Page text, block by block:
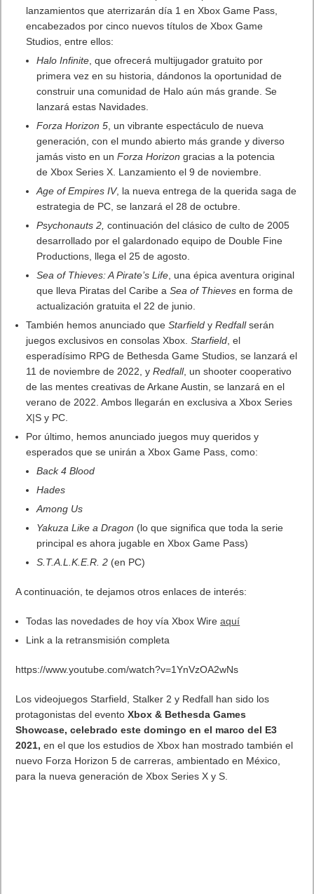
lanzamientos que aterrizarán día 1 enXbox Game Pass,
encabezados por cinco nuevos títulos deXbox Game
Studios, entre ellos:
Halo Infinite, que ofrecerá multijugador gratuito por
primera vez en su historia, dándonos la oportunidad de
construir una comunidad de Halo aún más grande. Se
lanzará estas Navidades.
Forza Horizon 5, un vibrante espectáculo de nueva
generación, con el mundo abierto más grande y diverso
jamás visto en unForza Horizon gracias a la potencia
deXbox Series X. Lanzamiento el 9 de noviembre.
Age of Empires IV, la nueva entrega de la querida saga de
estrategia de PC, se lanzará el 28 de octubre.
Psychonauts 2,continuación del clásico de culto de 2005
desarrollado por el galardonado equipo de Double Fine
Productions, llega el 25 de agosto.
Sea of Thieves: A Pirate’s Life, una épica aventura original
que lleva Piratas del Caribe aSea of Thieves en forma de
actualización gratuita el 22 de junio.
También hemos anunciado queStarfield yRedfallserán
juegos exclusivos en consolasXbox.Starfield, el
esperadísimo RPG de Bethesda Game Studios, se lanzará el
11 de noviembre de 2022, yRedfall, un shooter cooperativo
de las mentes creativas de Arkane Austin, se lanzará en el
verano de 2022. Ambos llegarán en exclusiva aXbox Series
X|S y PC.
Por último, hemos anunciado juegos muy queridos y
esperados que se unirán aXbox Game Pass, como:
Back 4 Blood
Hades
Among Us
Yakuza Like a Dragon (lo que significa que toda la serie
principal es ahora jugable enXbox Game Pass)
S.T.A.L.K.E.R. 2 (en PC)
A continuación, te dejamos otros enlaces de interés:
Todas las novedades de hoy víaXbox Wireaquí
Link a la retransmisión completa
https://www.youtube.com/watch?v=1YnVzOA2wNs
Los videojuegos Starfield, Stalker 2 y Redfall han sido los
protagonistas del eventoXbox & Bethesda Games
Showcase, celebrado este domingo en el marco del E3
2021, en el que los estudios de Xbox han mostrado también el
nuevo Forza Horizon 5 de carreras, ambientado en México,
para la nueva generación de Xbox Series X y S.